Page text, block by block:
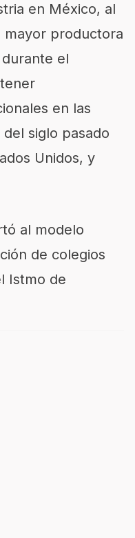
en México, al
mayor productora
el
en las
siglo pasado
Unidos, y
al modelo
de colegios
Istmo de